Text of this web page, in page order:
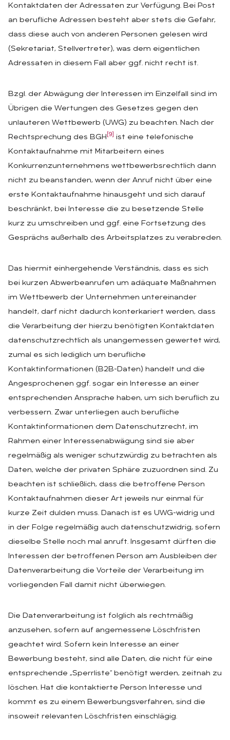
Kontaktdaten der Adressaten zur Verfügung. Bei Post
an berufliche Adressen besteht aber stets die Gefahr,
dass diese auch von anderen Personen gelesen wird
(Sekretariat, Stellvertreter), was dem eigentlichen
Adressaten in diesem Fall aber ggf. nicht recht ist.
Bzgl. der Abwägung der Interessen im Einzelfall sind im
Übrigen die Wertungen des Gesetzes gegen den
unlauteren Wettbewerb (UWG) zu beachten. Nach der
Rechtsprechung des BGH [9]
ist eine telefonische
Kontaktaufnahme mit Mitarbeitern eines
Konkurrenzunternehmens wettbewerbsrechtlich dann
nicht zu beanstanden, wenn der Anruf nicht über eine
erste Kontaktaufnahme hinausgeht und sich darauf
beschränkt, bei Interesse die zu besetzende Stelle
kurz zu umschreiben und ggf. eine Fortsetzung des
Gesprächs außerhalb des Arbeitsplatzes zu verabreden.
Das hiermit einhergehende Verständnis, dass es sich
bei kurzen Abwerbeanrufen um adäquate Maßnahmen
im Wettbewerb der Unternehmen untereinander
handelt, darf nicht dadurch konterkariert werden, dass
die Verarbeitung der hierzu benötigten Kontaktdaten
datenschutzrechtlich als unangemessen gewertet wird,
zumal es sich lediglich um berufliche
Kontaktinformationen (B2B-Daten) handelt und die
Angesprochenen ggf. sogar ein Interesse an einer
entsprechenden Ansprache haben, um sich beruflich zu
verbessern. Zwar unterliegen auch berufliche
Kontaktinformationen dem Datenschutzrecht, im
Rahmen einer Interessenabwägung sind sie aber
regelmäßig als weniger schutzwürdig zu betrachten als
Daten, welche der privaten Sphäre zuzuordnen sind. Zu
beachten ist schließlich, dass die betroffene Person
Kontaktaufnahmen dieser Art jeweils nur einmal für
kurze Zeit dulden muss. Danach ist es UWG-widrig und
in der Folge regelmäßig auch datenschutzwidrig, sofern
dieselbe Stelle noch mal anruft. Insgesamt dürften die
Interessen der betroffenen Person am Ausbleiben der
Datenverarbeitung die Vorteile der Verarbeitung im
vorliegenden Fall damit nicht überwiegen.
Die Datenverarbeitung ist folglich als rechtmäßig
anzusehen, sofern auf angemessene Löschfristen
geachtet wird. Sofern kein Interesse an einer
Bewerbung besteht, sind alle Daten, die nicht für eine
entsprechende „Sperrliste“ benötigt werden, zeitnah zu
löschen. Hat die kontaktierte Person Interesse und
kommt es zu einem Bewerbungsverfahren, sind die
insoweit relevanten Löschfristen einschlägig.